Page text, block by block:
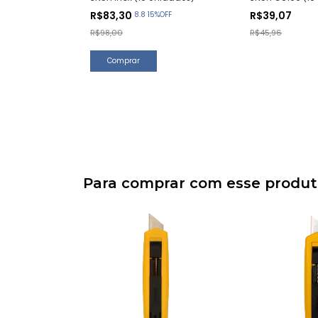
R$83,30 8.8 15%OFF
R$98,00
R$39,07
R$45,96
Para comprar com esse